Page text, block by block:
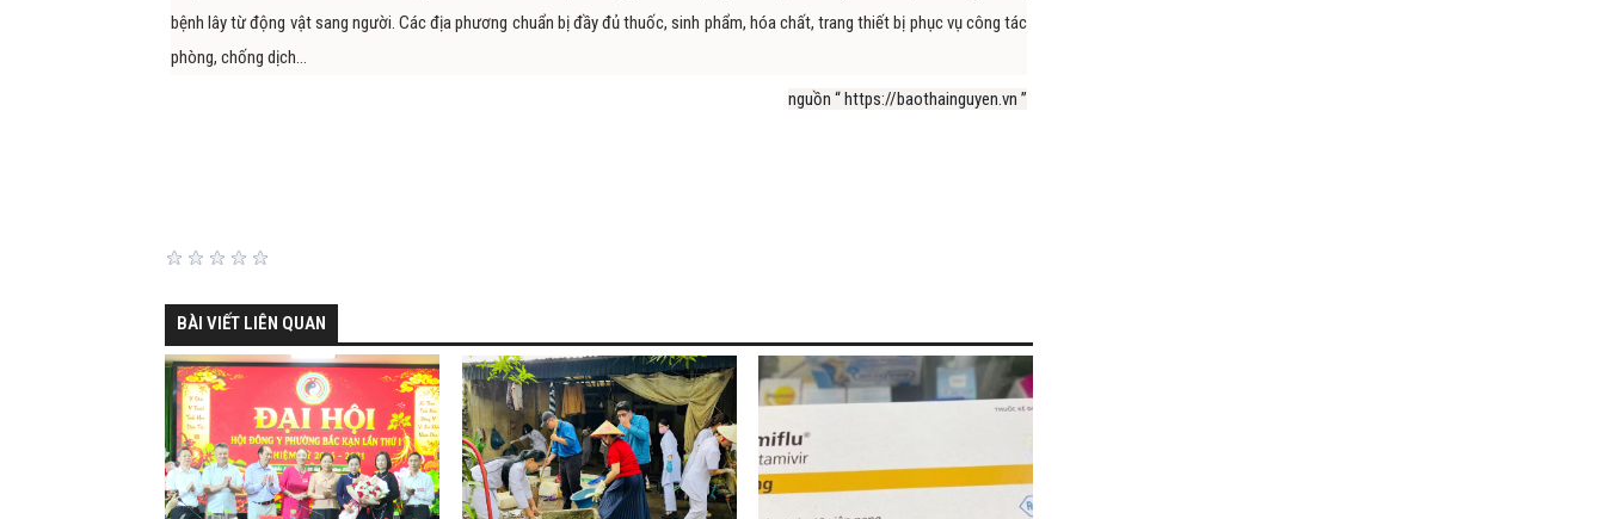
bệnh lây từ động vật sang người. Các địa phương chuẩn bị đầy đủ thuốc, sinh phẩm, hóa chất, trang thiết bị phục vụ công tác
phòng, chống dịch…
nguồn “ https://baothainguyen.vn ”
BÀI VIẾT LIÊN QUAN